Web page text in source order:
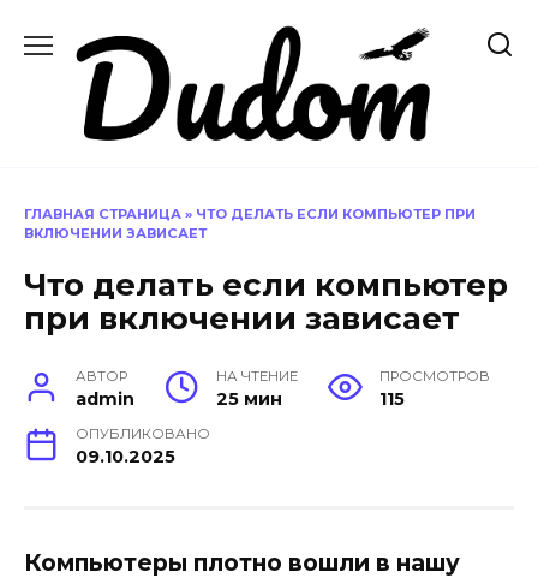
содержанию
ГЛАВНАЯ СТРАНИЦА » ЧТО ДЕЛАТЬ ЕСЛИ КОМПЬЮТЕР ПРИ
ВКЛЮЧЕНИИ ЗАВИСАЕТ
Что делать если компьютер
при включении зависает
АВТОР
admin
НА ЧТЕНИЕ
25 мин
ПРОСМОТРОВ
115
ОПУБЛИКОВАНО
09.10.2025
Компьютеры плотно вошли в нашу